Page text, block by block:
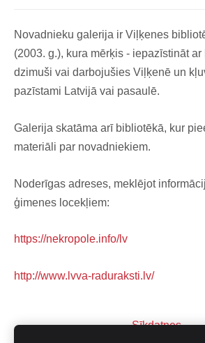
Novadnieku galerija ir Viļķenes
(2003. g.), kura mērķis - iepazīstināt ar
dzimuši vai darbojušies Viļķenē un
pazīstami Latvijā vai pasaulē.
Galerija skatāma arī bibliotēkā, kur
materiāli par novadniekiem.
Noderīgas adreses, meklējot
ģimenes locekļiem:
https://nekropole.info/lv
http://www.lvva-raduraksti.lv/
Sīkdatnes